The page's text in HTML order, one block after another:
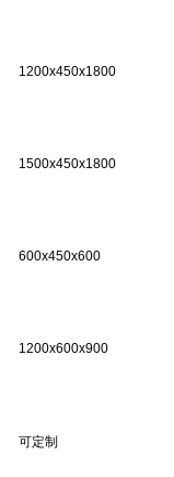
1200x450x1800
1500x450x1800
600x450x600
1200x600x900
可定制